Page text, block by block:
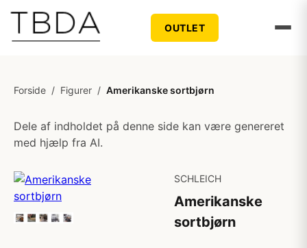
OUTLET
Forside / Figurer / Amerikanske sortbjørn
Dele af indholdet på denne side kan være genereret
med hjælp fra AI.
SCHLEICH
Amerikanske
sortbjørn